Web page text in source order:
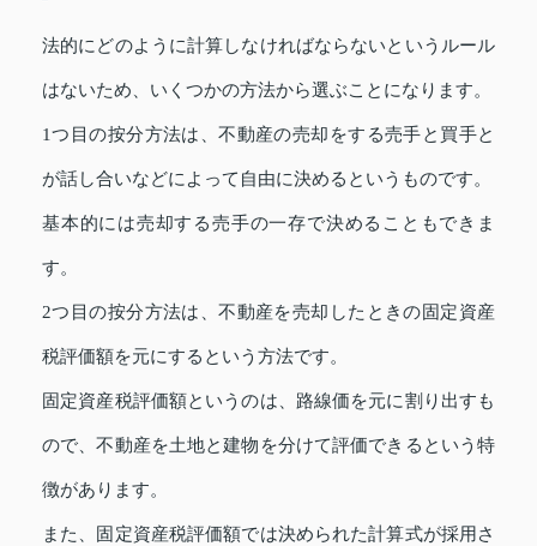
法的にどのように計算しなければならないというルール
はないため、いくつかの方法から選ぶことになります。
1つ目の按分方法は、不動産の売却をする売手と買手と
が話し合いなどによって自由に決めるというものです。
基本的には売却する売手の一存で決めることもできま
す。
2つ目の按分方法は、不動産を売却したときの固定資産
税評価額を元にするという方法です。
固定資産税評価額というのは、路線価を元に割り出すも
ので、不動産を土地と建物を分けて評価できるという特
徴があります。
また、固定資産税評価額では決められた計算式が採用さ